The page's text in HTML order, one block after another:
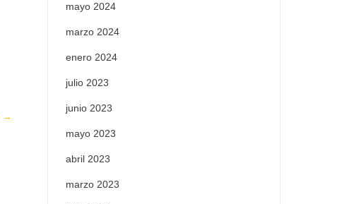
→
mayo 2024
marzo 2024
enero 2024
julio 2023
junio 2023
mayo 2023
abril 2023
marzo 2023